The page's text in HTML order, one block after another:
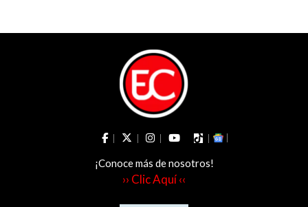
de El Niño
para
¡Conoce más de nosotros!
›› Clic Aquí ‹‹